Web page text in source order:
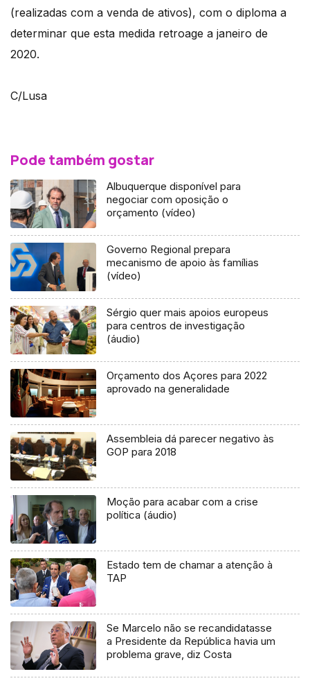
(realizadas com a venda de ativos), com o diploma a
determinar que esta medida retroage a janeiro de
2020.
C/Lusa
Pode também gostar
Albuquerque disponível para
negociar com oposição o
orçamento (vídeo)
Governo Regional prepara
mecanismo de apoio às famílias
(vídeo)
Sérgio quer mais apoios europeus
para centros de investigação
(áudio)
Orçamento dos Açores para 2022
aprovado na generalidade
Assembleia dá parecer negativo às
GOP para 2018
Moção para acabar com a crise
política (áudio)
Estado tem de chamar a atenção à
TAP
Se Marcelo não se recandidatasse
a Presidente da República havia um
problema grave, diz Costa